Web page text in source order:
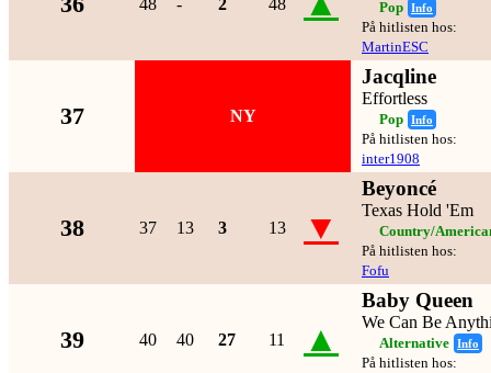
48 - 2 48 Pop Info
På hitlisten hos:
MartinESC
37 NY
Jacqline
Effortless
Pop Info
På hitlisten hos:
inter1908
38 37 13 3 13 ▼
Beyoncé
Texas Hold 'Em
Country/
På hitlisten hos:
Fofu
39 40 40 27 11 ▲
Baby Queen
We Can Be
Alternative Info
På hitlisten hos: